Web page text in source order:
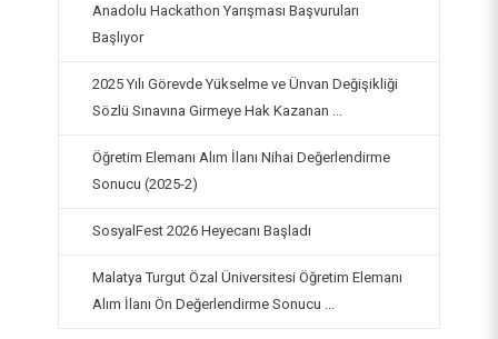
Anadolu Hackathon Yarışması Başvuruları
Başlıyor
2025 Yılı Görevde Yükselme ve Ünvan Değişikliği
Sözlü Sınavına Girmeye Hak Kazanan ...
Öğretim Elemanı Alım İlanı Nihai Değerlendirme
Sonucu (2025-2)
SosyalFest 2026 Heyecanı Başladı
Malatya Turgut Özal Üniversitesi Öğretim Elemanı
Alım İlanı Ön Değerlendirme Sonucu ...